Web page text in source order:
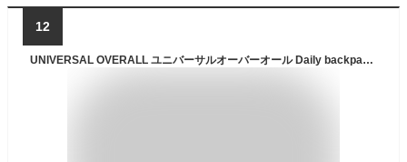
12
UNIVERSAL OVERALL ユニバーサルオーバーオール Daily backpack メンズ/レディース ベージュ/ブラック/カーキ 33L OS UVO-119【バックパック デイバッグ リュック バッグ 大容量 大型 CORDURA コーデュラ 耐久 撥水 おしゃれ ブランド アメカジ ワーク 茶色 黒】